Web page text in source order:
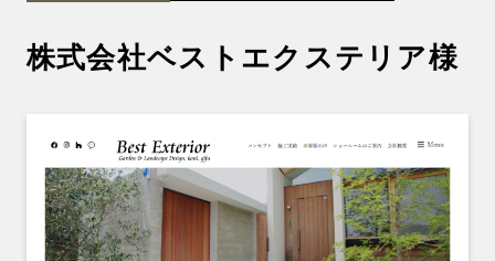
株式会社ベストエクステリア様